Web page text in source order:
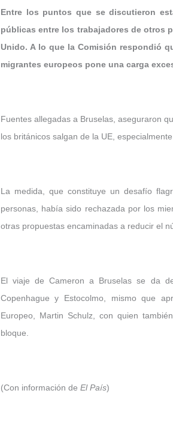
Entre los puntos que se discutieron
públicas entre los trabajadores de otros
Unido. A lo que la Comisión respondió
migrantes europeos pone una carga
Fuentes allegadas a Bruselas, aseguraron
los británicos salgan de la UE,
La medida, que constituye un desafío
personas, había sido rechazada por los
otras propuestas encaminadas a reducir el
El viaje de Cameron a Bruselas se da
Copenhague y Estocolmo, mismo que
Europeo, Martin Schulz, con quien
bloque.
(Con información de El País)